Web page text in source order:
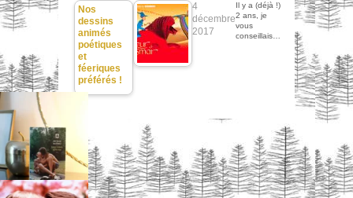
Nos
dessins
animés
poétiques
et
féeriques
préférés !
4
décembre
2017
Il y a (déjà !)
2 ans, je
vous
conseillais…